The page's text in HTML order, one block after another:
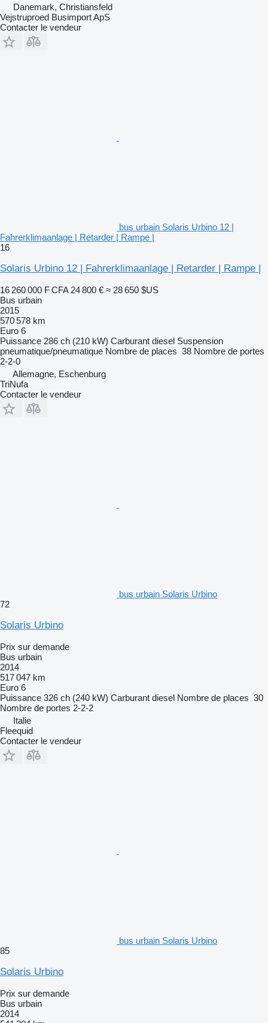
Danemark, Christiansfeld
Vejstruproed Busimport ApS
Contacter le vendeur
bus urbain Solaris Urbino 12 |
Fahrerklimaanlage | Retarder | Rampe |
16
Solaris Urbino 12 | Fahrerklimaanlage | Retarder | Rampe |
16 260 000 F CFA 24 800 € ≈ 28 650 $US
Bus urbain
2015
570 578 km
Euro 6
Puissance 286 ch (210 kW) Carburant diesel Suspension
pneumatique/pneumatique Nombre de places 38 Nombre de portes
2-2-0
Allemagne, Eschenburg
TriNufa
Contacter le vendeur
bus urbain Solaris Urbino
72
Solaris Urbino
Prix sur demande
Bus urbain
2014
517 047 km
Euro 6
Puissance 326 ch (240 kW) Carburant diesel Nombre de places 30
Nombre de portes 2-2-2
Italie
Fleequid
Contacter le vendeur
bus urbain Solaris Urbino
85
Solaris Urbino
Prix sur demande
Bus urbain
2014